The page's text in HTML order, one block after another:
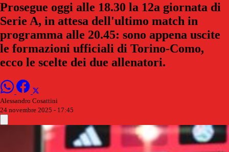
Prosegue oggi alle 18.30 la 12a giornata di
Serie A, in attesa dell'ultimo match in
programma alle 20.45: sono appena uscite
le formazioni ufficiali di Torino-Como,
ecco le scelte dei due allenatori.
Alessandro Cosattini
24 novembre 2025 - 17:45